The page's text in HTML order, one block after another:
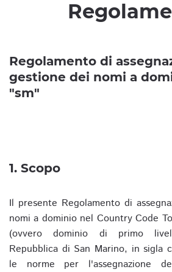
Regolamento di
gestione dei nomi a
"sm"
1. Scopo
Il presente Regolamento di
nomi a dominio nel Country Code
(ovvero dominio di primo
Repubblica di San Marino, in sigla
le norme per l'assegnazione